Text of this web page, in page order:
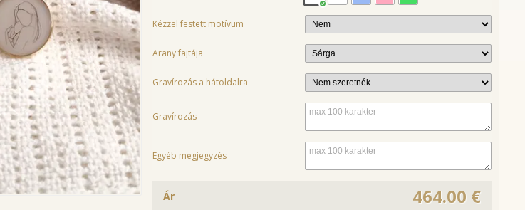
Kézzel festett motívum
Arany fajtája
Gravírozás a hátoldalra
Gravírozás
Egyéb megjegyzés
464.00 €
Ár